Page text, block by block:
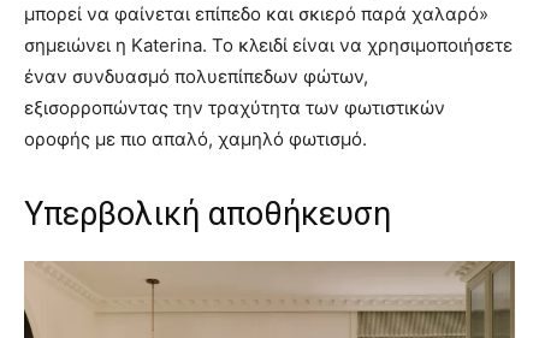
μπορεί να φαίνεται επίπεδο και σκιερό παρά χαλαρό»
σημειώνει η Katerina. Το κλειδί είναι να χρησιμοποιήσετε
έναν συνδυασμό πολυεπίπεδων φώτων,
εξισορροπώντας την τραχύτητα των φωτιστικών
οροφής με πιο απαλό, χαμηλό φωτισμό.
Υπερβολική αποθήκευση